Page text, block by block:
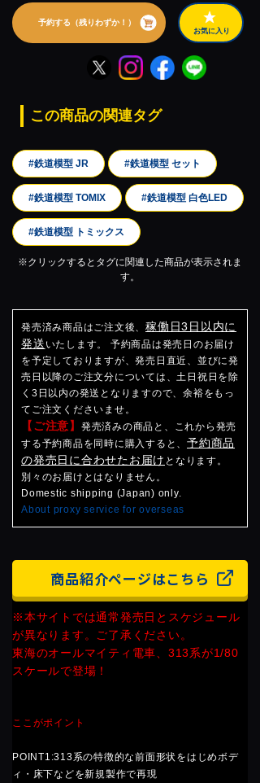
予約する（残りわずか！）
お気に入り
この商品の関連タグ
#鉄道模型 JR #鉄道模型 セット
#鉄道模型 TOMIX #鉄道模型 白色LED
#鉄道模型 トミックス
※クリックするとタグに関連した商品が表示されま
す。
発売済み商品はご注文後、 稼働日3日以内に
発送 いたします。 予約商品は発売日のお届け
を予定しておりますが、発売日直近、並びに発
売日以降のご注文分については、土日祝日を除
く3日以内の発送となりますので、余裕をもっ
てご注文くださいませ。
【ご注意】 発売済みの商品と、これから発売
する予約商品を同時に購入すると、 予約商品
の発売日に合わせたお届け となります。
別々のお届けとはなりません。
Domestic shipping (Japan) only.
About proxy service for overseas
商品紹介ページはこちら
※本サイトでは通常発売日とスケジュール
が異なります。ご了承ください。
東海のオールマイティ電車、313系が1/80
スケールで登場！
ここがポイント
POINT1:313系の特徴的な前面形状をはじめボデ
ィ・床下などを新規製作で再現